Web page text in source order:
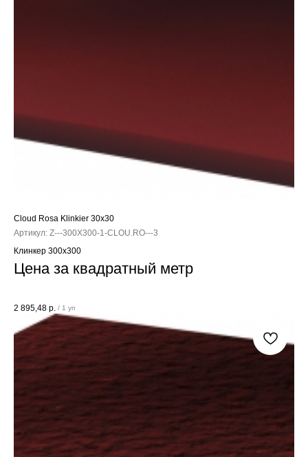
Cloud Rosa Klinkier 30x30
Артикул: Z---300X300-1-CLOU.RO---3
Клинкер 300x300
Цена за квадратный метр
2 895,48 р. / 1 уп